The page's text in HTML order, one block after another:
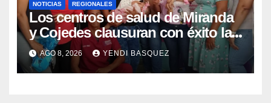
NOTICIAS REGIONALES
Los centros de salud de Miranda
y Cojedes clausuran con éxito la
Semana Mundial de la Lactancia
Materna
AGO 8, 2026 YENDI BASQUEZ